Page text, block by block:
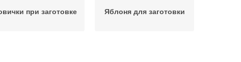
при заготовке Яблоня для заготовки